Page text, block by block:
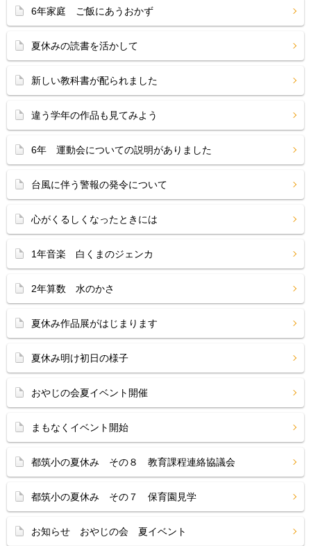
6年家庭 ご飯にあうおかず
夏休みの読書を活かして
新しい教科書が配られました
違う学年の作品も見てみよう
6年 運動会についての説明がありました
台風に伴う警報の発令について
心がくるしくなったときには
1年音楽 白くまのジェンカ
2年算数 水のかさ
夏休み作品展がはじまります
夏休み明け初日の様子
おやじの会夏イベント開催
まもなくイベント開始
都筑小の夏休み その８ 教育課程連絡協議会
都筑小の夏休み その７ 保育園見学
お知らせ おやじの会 夏イベント